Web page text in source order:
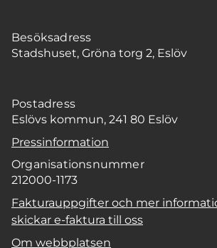
Besöksadress
Stadshuset, Gröna torg 2, Eslöv
Postadress
Eslövs kommun, 241 80 Eslöv
Pressinformation
Organisationsnummer
212000-1173
Fakturauppgifter och mer
skickar e-faktura till oss
Om webbplatsen